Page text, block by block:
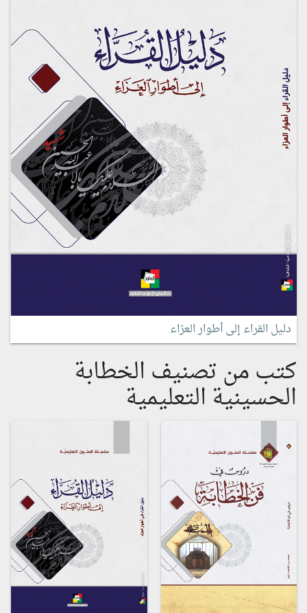
دليل القراء إلى أطوار العزاء
كتب من تصنيف الخطابة
الحسينية التعليمية